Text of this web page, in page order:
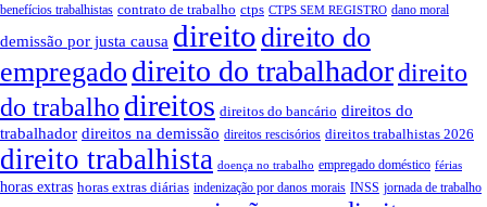
benefícios trabalhistas contrato de trabalho ctps CTPS SEM REGISTRO dano moral
demissão por justa causa direito direito do
empregado direito do trabalhadordireito
do trabalho direitos direitos do bancário direitos do
trabalhador direitos na demissão direitos rescisórios direitos trabalhistas 2026
direito trabalhista doença no trabalho empregado doméstico férias
horas extras horas extras diárias indenização por danos morais INSS jornada de trabalho